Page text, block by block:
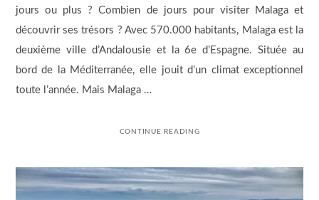
jours ou plus ? Combien de jours pour visiter Malaga et
découvrir ses trésors ? Avec 570.000 habitants, Malaga est la
deuxième ville d’Andalousie et la 6e d’Espagne. Située au
bord de la Méditerranée, elle jouit d’un climat exceptionnel
toute l’année. Mais Malaga …
CONTINUE READING